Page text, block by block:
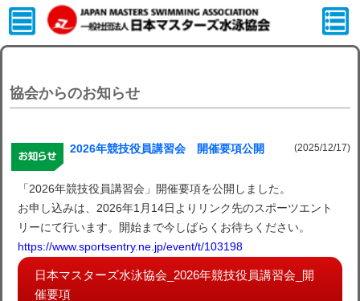
協会からのお知らせ
(2025/12/17)
2026年競技役員講習会 開催要項公開
「2026年競技役員講習会」開催要項を公開しました。
お申し込みは、2026年1月14日よりリンク先のスポーツエント
リーにて行います。開始まで今しばらくお待ちください。
https://www.sportsentry.ne.jp/event/t/103198
日本マスターズ水泳協会_2026年競技役員講習会_開
催要項